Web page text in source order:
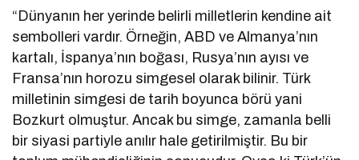
“Dünyanın her yerinde belirli milletlerin kendine ait
sembolleri vardır. Örneğin, ABD ve Almanya’nın
kartalı, İspanya’nın boğası, Rusya’nın ayısı ve
Fransa’nın horozu simgesel olarak bilinir. Türk
milletinin simgesi de tarih boyunca börü yani
Bozkurt olmuştur. Ancak bu simge, zamanla belli
bir siyasi partiyle anılır hale getirilmiştir. Bu bir